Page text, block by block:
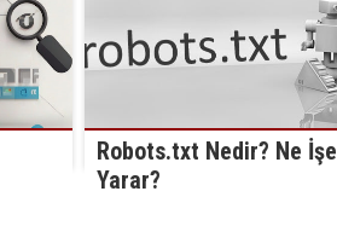
Robots.txt Nedir? Ne İşe
Yarar?